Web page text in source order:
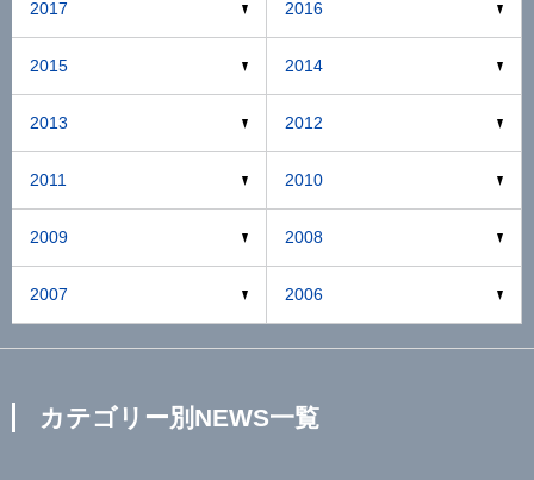
2017 2016
2015 2014
2013 2012
2011 2010
2009 2008
2007 2006
カテゴリー別NEWS一覧